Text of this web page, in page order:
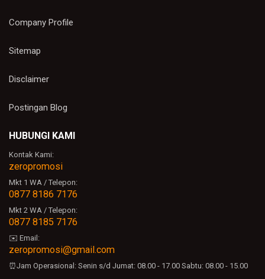
Company Profile
Sitemap
Disclaimer
Postingan Blog
HUBUNGI KAMI
Kontak Kami:
zeropromosi
Mkt 1 WA / Telepon:
0877 8186 7176
Mkt 2 WA / Telepon:
0877 8185 7176
✉️ Email:
zeropromosi@gmail.com
⏰Jam Operasional: Senin s/d Jumat: 08.00 - 17.00 Sabtu: 08.00 - 15.00